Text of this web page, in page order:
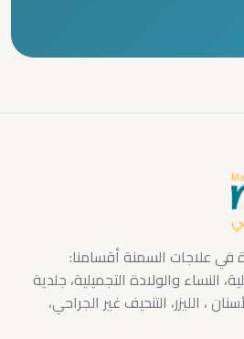
في علاجات السمنة أقسامنا:
النساء والولادة التجميلية، جلدية
، الليزر، التنحيف غير الجراحي،